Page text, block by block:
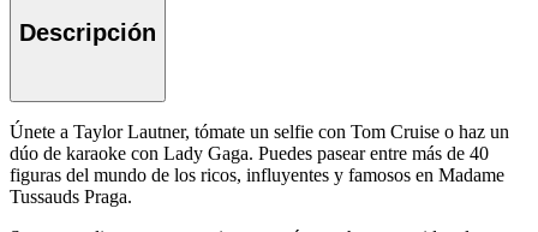
Descripción
Únete a Taylor Lautner, tómate un selfie con Tom Cruise o haz un
dúo de karaoke con Lady Gaga. Puedes pasear entre más de 40
figuras del mundo de los ricos, influyentes y famosos en Madame
Tussauds Praga.